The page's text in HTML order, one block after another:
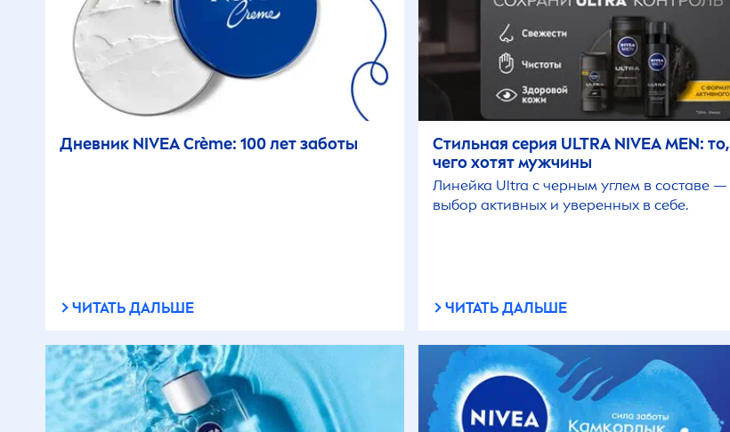
Дневник NIVEACrème: 100 лет заботы
ЧИТАТЬ ДАЛЬШЕ
Стильная серия ULTRA NIVEAMEN: то,
чего хотят мужчины
Линейка Ultra c черным углем в составе —
выбор активных и уверенных в себе.
ЧИТАТЬ ДАЛЬШЕ